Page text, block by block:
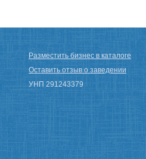
Разместить бизнес в каталоге
Оставить отзыв о заведении
УНП 291243379